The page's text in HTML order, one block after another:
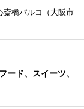
斎橋パルコ（大阪市
ド、スイーツ、